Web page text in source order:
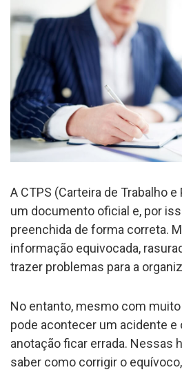
A CTPS (Carteira de Trabalho
um documento oficial e, por
preenchida de forma correta.
informação equivocada,
trazer problemas para a
No entanto, mesmo com
pode acontecer um acidente e
anotação ficar errada. Nessas
saber como corrigir o